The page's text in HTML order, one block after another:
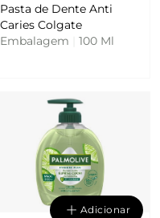
Pasta de Dente Anti
Caries Colgate
Embalagem
100 Ml
Adicionar